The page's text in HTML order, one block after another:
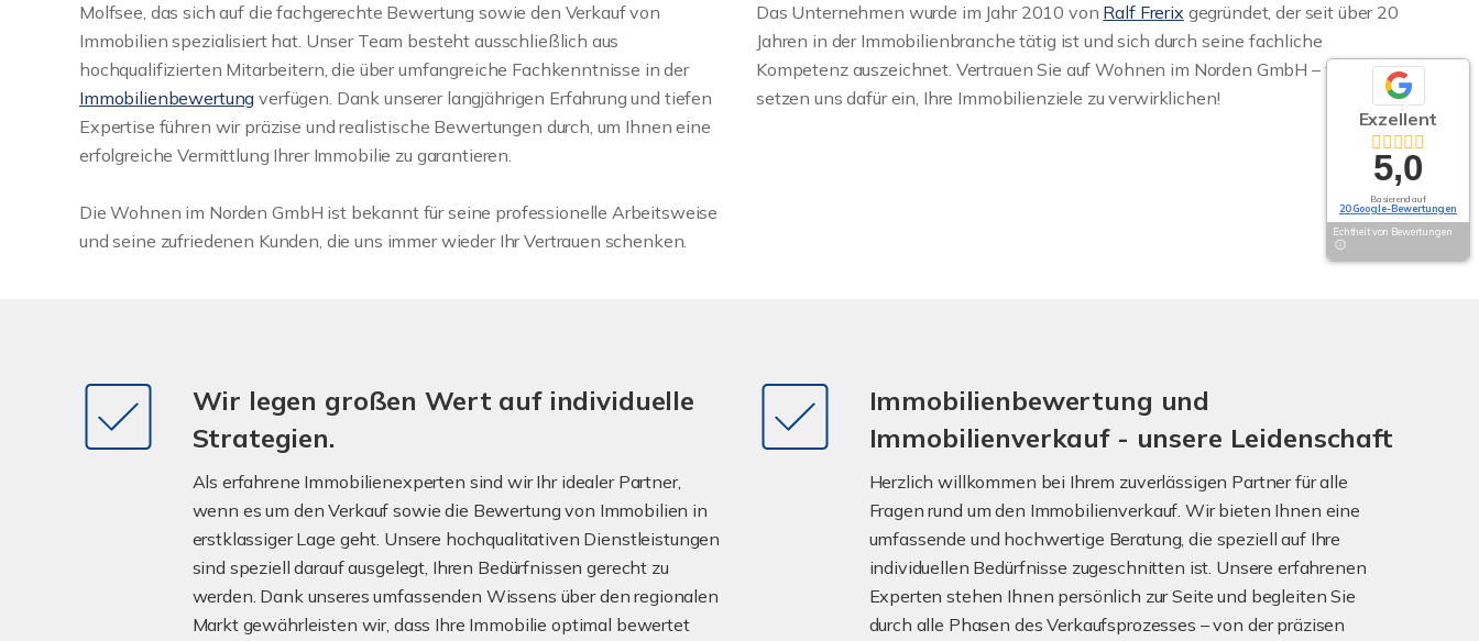
Molfsee, das sich auf die fachgerechte Bewertung sowie den Verkauf von
Immobilien spezialisiert hat. Unser Team besteht ausschließlich aus
hochqualifizierten Mitarbeitern, die über umfangreiche Fachkenntnisse in der
Immobilienbewertung verfügen. Dank unserer langjährigen Erfahrung und tiefen
Expertise führen wir präzise und realistische Bewertungen durch, um Ihnen eine
erfolgreiche Vermittlung Ihrer Immobilie zu garantieren.
Die Wohnen im Norden GmbH ist bekannt für seine professionelle Arbeitsweise
und seine zufriedenen Kunden, die uns immer wieder Ihr Vertrauen schenken.
Das Unternehmen wurde im Jahr 2010 von Ralf Frerix gegründet, der seit über 20
Jahren in der Immobilienbranche tätig ist und sich durch seine fachliche
Kompetenz auszeichnet. Vertrauen Sie auf Wohnen im Norden GmbH – wir
setzen uns dafür ein, Ihre Immobilienziele zu verwirklichen!
Wir legen großen Wert auf individuelle
Strategien.
Als erfahrene Immobilienexperten sind wir Ihr idealer Partner,
wenn es um den Verkauf sowie die Bewertung von Immobilien in
erstklassiger Lage geht. Unsere hochqualitativen Dienstleistungen
sind speziell darauf ausgelegt, Ihren Bedürfnissen gerecht zu
werden. Dank unseres umfassenden Wissens über den regionalen
Markt gewährleisten wir, dass Ihre Immobilie optimal bewertet
Immobilienbewertung und
Immobilienverkauf - unsere Leidenschaft
Herzlich willkommen bei Ihrem zuverlässigen Partner für alle
Fragen rund um den Immobilienverkauf. Wir bieten Ihnen eine
umfassende und hochwertige Beratung, die speziell auf Ihre
individuellen Bedürfnisse zugeschnitten ist. Unsere erfahrenen
Experten stehen Ihnen persönlich zur Seite und begleiten Sie
durch alle Phasen des Verkaufsprozesses – von der präzisen
Exzellent
5,0
Basierend auf
20 Google-Bewertungen
Echtheit von Bewertungen